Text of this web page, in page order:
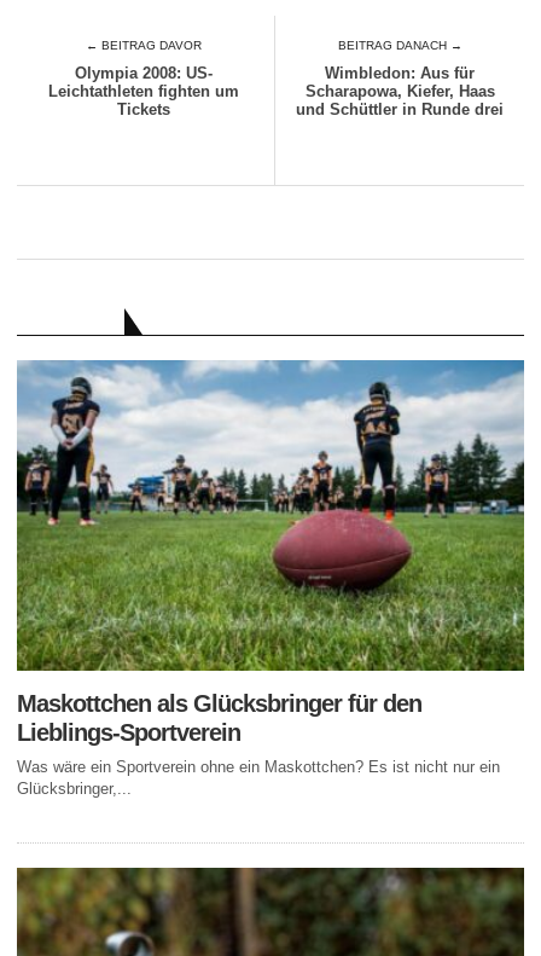
← BEITRAG DAVOR
Olympia 2008: US-
Leichtathleten fighten um
Tickets
BEITRAG DANACH →
Wimbledon: Aus für
Scharapowa, Kiefer, Haas
und Schüttler in Runde drei
Maskottchen als Glücksbringer für den
Lieblings-Sportverein
Was wäre ein Sportverein ohne ein Maskottchen? Es ist nicht nur ein
Glücksbringer,...